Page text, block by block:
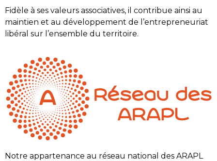
Fidèle à ses valeurs associatives, il contribue ainsi au
maintien et au développement de l’entrepreneuriat
libéral sur l’ensemble du territoire.
Notre appartenance au réseau national des ARAPL